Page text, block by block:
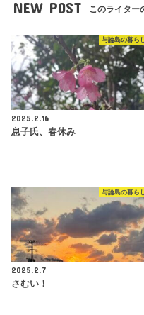
NEW POST このライター
与論島の暮ら
2025.2.16
息子氏、春休み
与論島の暮ら
2025.2.7
さむい！